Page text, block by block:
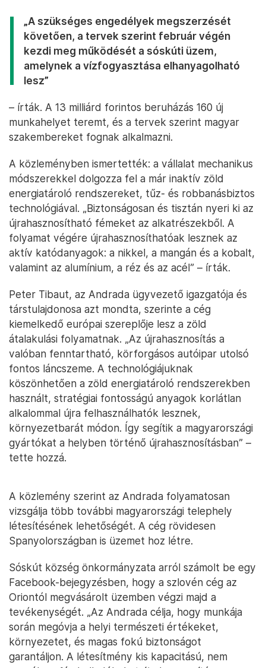
„A szükséges engedélyek megszerzését
követően, a tervek szerint február végén
kezdi meg működését a sóskúti üzem,
amelynek a vízfogyasztása elhanyagolható
lesz”
– írták. A 13 milliárd forintos beruházás 160 új
munkahelyet teremt, és a tervek szerint magyar
szakembereket fognak alkalmazni.
A közleményben ismertették: a vállalat mechanikus
módszerekkel dolgozza fel a már inaktív zöld
energiatároló rendszereket, tűz- és robbanásbiztos
technológiával. „Biztonságosan és tisztán nyeri ki az
újrahasznosítható fémeket az alkatrészekből. A
folyamat végére újrahasznosíthatóak lesznek az
aktív katódanyagok: a nikkel, a mangán és a kobalt,
valamint az alumínium, a réz és az acél” – írták.
Peter Tibaut, az Andrada ügyvezető igazgatója és
társtulajdonosa azt mondta, szerinte a cég
kiemelkedő európai szereplője lesz a zöld
átalakulási folyamatnak. „Az újrahasznosítás a
valóban fenntartható, körforgásos autóipar utolsó
fontos láncszeme. A technológiájuknak
köszönhetően a zöld energiatároló rendszerekben
használt, stratégiai fontosságú anyagok korlátlan
alkalommal újra felhasználhatók lesznek,
környezetbarát módon. Így segítik a magyarországi
gyártókat a helyben történő újrahasznosításban” –
tette hozzá.
A közlemény szerint az Andrada folyamatosan
vizsgálja több további magyarországi telephely
létesítésének lehetőségét. A cég rövidesen
Spanyolországban is üzemet hoz létre.
Sóskút község önkormányzata arról számolt be egy
Facebook-bejegyzésben, hogy a szlovén cég az
Oriontól megvásárolt üzemben végzi majd a
tevékenységét. „Az Andrada célja, hogy munkája
során megóvja a helyi természeti értékeket,
környezetet, és magas fokú biztonságot
garantáljon. A létesítmény kis kapacitású, nem